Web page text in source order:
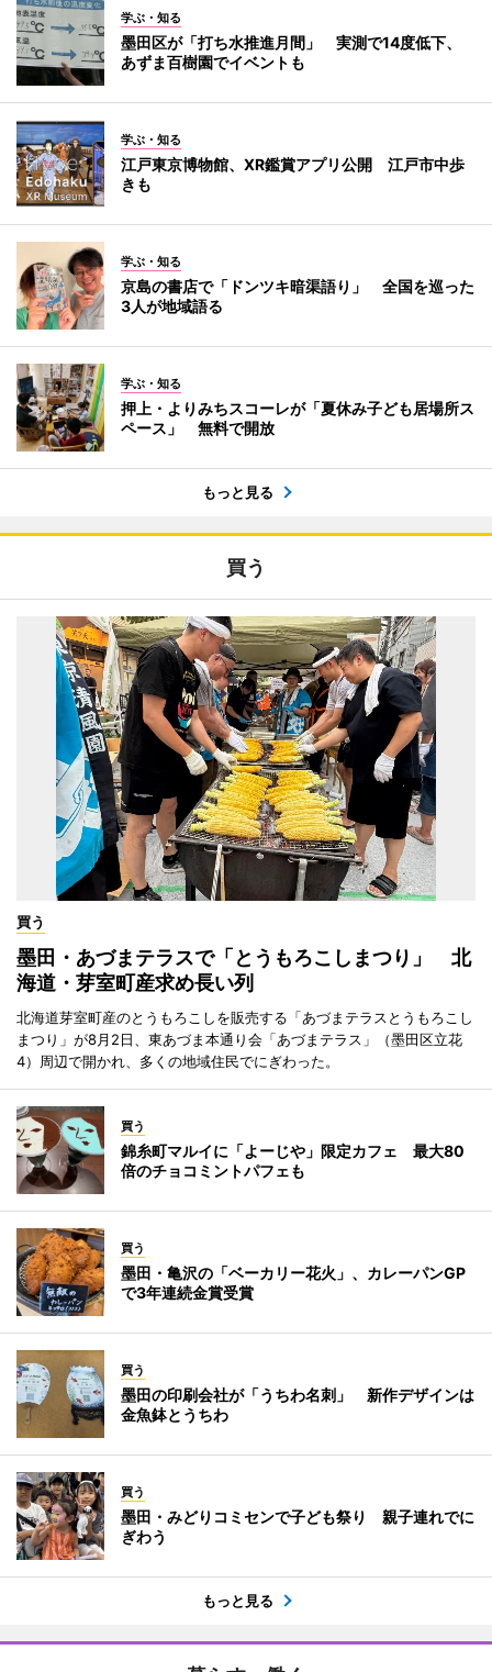
学ぶ・知る
墨田区が「打ち水推進月間」 実測で14度低下、
あずま百樹園でイベントも
学ぶ・知る
江戸東京博物館、XR鑑賞アプリ公開 江戸市中歩
きも
学ぶ・知る
京島の書店で「ドンツキ暗渠語り」 全国を巡った
3人が地域語る
学ぶ・知る
押上・よりみちスコーレが「夏休み子ども居場所ス
ペース」 無料で開放
もっと見る
買う
買う
墨田・あづまテラスで「とうもろこしまつり」 北
海道・芽室町産求め長い列
北海道芽室町産のとうもろこしを販売する「あづまテラスとうもろこし
まつり」が8月2日、東あづま本通り会「あづまテラス」（墨田区立花
4）周辺で開かれ、多くの地域住民でにぎわった。
買う
錦糸町マルイに「よーじや」限定カフェ 最大80
倍のチョコミントパフェも
買う
墨田・亀沢の「ベーカリー花火」、カレーパンGP
で3年連続金賞受賞
買う
墨田の印刷会社が「うちわ名刺」 新作デザインは
金魚鉢とうちわ
買う
墨田・みどりコミセンで子ども祭り 親子連れでに
ぎわう
もっと見る